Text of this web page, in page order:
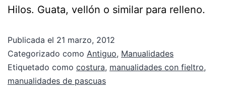
Hilos. Guata, vellón o similar para relleno.
Publicada el 21 marzo, 2012
Categorizado como Antiguo, Manualidades
Etiquetado como costura, manualidades con fieltro,
manualidades de pascuas